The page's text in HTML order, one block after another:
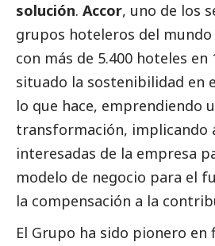
solución. Accor, uno de los
grupos hoteleros del
con más de 5.400 hoteles en
situado la sostenibilidad en
lo que hace, emprendiendo
transformación, implicando
interesadas de la empresa
modelo de negocio para el
la compensación a la
El Grupo ha sido pionero